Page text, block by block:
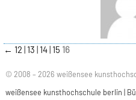
← 12 13 14 15 16
© 2008 – 2026 weißensee
weißensee kunsthochschule berlin |